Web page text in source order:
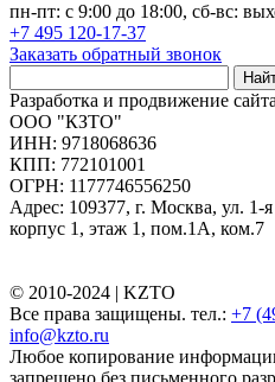
пн-пт: с 9:00 до 18:00, сб-вс:
+7 495 120-17-37
Заказать обратный звонок
Разработка и продвижение
ООО "КЗТО"
ИНН: 9718068636
КПП: 772101001
ОГРН: 1177746556250
Адрес: 109377, г. Москва, ул. 1-
корпус 1, этаж 1, пом.1А, ком.7
© 2010-2024 | KZTO
Все права защищены. тел.: +7
info@kzto.ru
Любое копирование